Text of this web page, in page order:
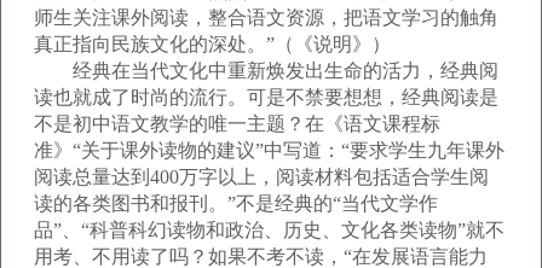
师生关注课外阅读，整合语文资源，把语文学习的触角
真正指向民族文化的深处。”（《说明》）
经典在当代文化中重新焕发出生命的活力，经典阅
读也就成了时尚的流行。可是不禁要想想，经典阅读是
不是初中语文教学的唯一主题？在《语文课程标
准》“关于课外读物的建议”中写道：“要求学生九年课外
阅读总量达到400万字以上，阅读材料包括适合学生阅
读的各类图书和报刊。”不是经典的“当代文学作
品”、“科普科幻读物和政治、历史、文化各类读物”就不
用考、不用读了吗？如果不考不读，“在发展语言能力